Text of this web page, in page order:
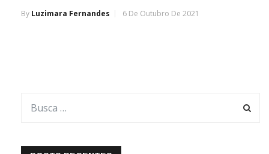
By Luzimara Fernandes 6 De Outubro De 2021